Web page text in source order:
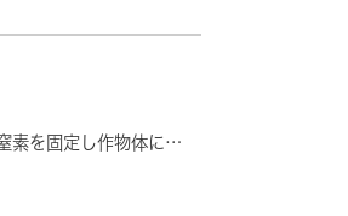
素を固定し作物体に…